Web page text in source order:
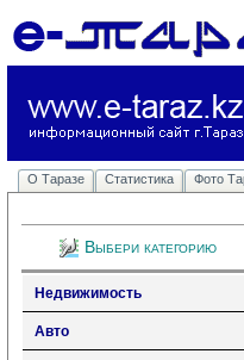
О Таразе Статистика Фото
Выбери категорию
Недвижимость
Авто